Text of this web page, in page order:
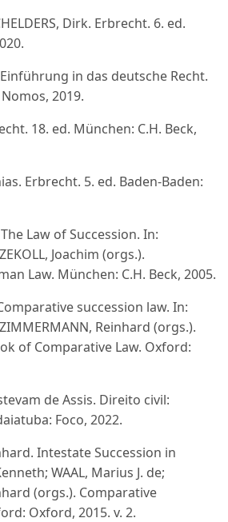
Dirk. Erbrecht. 6. ed.
Einführung in das deutsche Recht.
2019.
18. ed. München: C.H. Beck,
Erbrecht. 5. ed. Baden-Baden:
Law of Succession. In:
Joachim (orgs.).
Law. München: C.H. Beck, 2005.
succession law. In:
Reinhard (orgs.).
of Comparative Law. Oxford:
de Assis. Direito civil:
Foco, 2022.
Intestate Succession in
WAAL, Marius J. de;
(orgs.). Comparative
Oxford, 2015. v. 2.